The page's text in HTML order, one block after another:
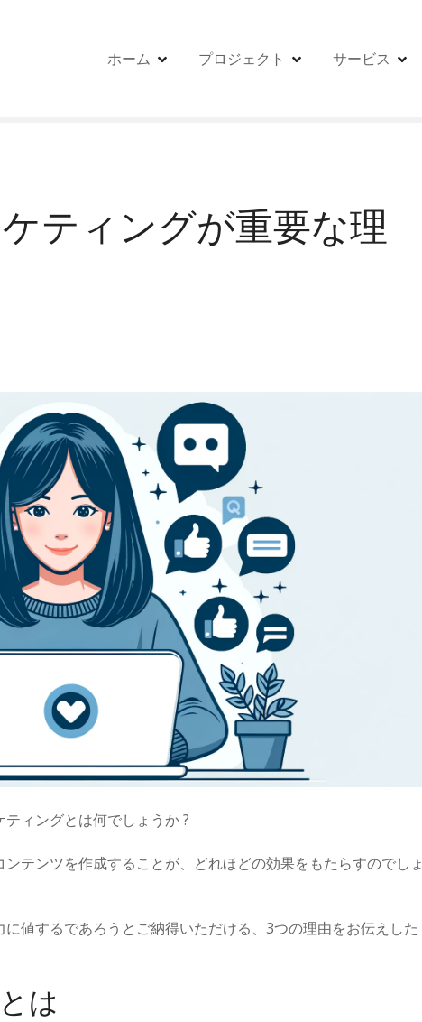
ホーム プロジェクト サービス
ティングが重要な理
ィングとは何でしょうか ?
テンツを作成することが、どれほどの効果をもたらすのでしょ
値するであろうとご納得いただける、3つの理由をお伝えした
は